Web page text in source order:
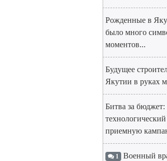
Рожденные в
было много
моментов...
Будущее
Якутии в руках
Битва за бюджет:
приемную
1 Военный